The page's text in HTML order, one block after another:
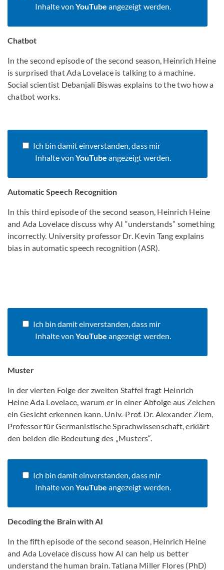
Inhalte vonYouTube angezeigt werden.
Chatbot
In the second episode of the second season, Heinrich Heine
is surprised that Ada Lovelace is talking to a machine.
Social scientist Debanjali Biswas explains to the two how a
chatbot works.
Ich bin damit einverstanden, dass mir
Inhalte vonYouTube angezeigt werden.
Automatic Speech Recognition
In this third episode of the second season, Heinrich Heine
and Ada Lovelace discuss why AI “understands” something
incorrectly. University professor Dr. Kevin Tang explains
bias in automatic speech recognition (ASR).
Ich bin damit einverstanden, dass mir
Inhalte vonYouTube angezeigt werden.
Muster
In der vierten Folge der zweiten Staffel fragt Heinrich
Heine Ada Lovelace, warum er in einer Abfolge aus Zeichen
ein Gesicht erkennen kann. Univ.-Prof. Dr. Alexander Ziem,
Professor für Germanistische Sprachwissenschaft, erklärt
den beiden die Bedeutung des „Musters“.
Ich bin damit einverstanden, dass mir
Inhalte vonYouTube angezeigt werden.
Decoding the Brain with AI
In the fifth episode of the second season, Heinrich Heine
and Ada Lovelace discuss how AI can help us better
understand the human brain. Tatiana Miller Flores (PhD)